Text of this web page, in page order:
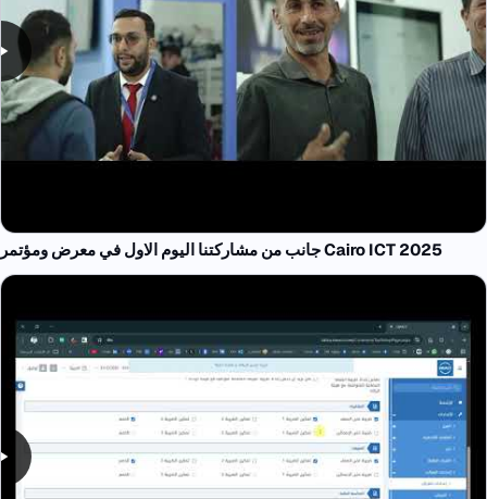
جانب من مشاركتنا اليوم الاول في معرض ومؤتمر Cairo ICT 2025